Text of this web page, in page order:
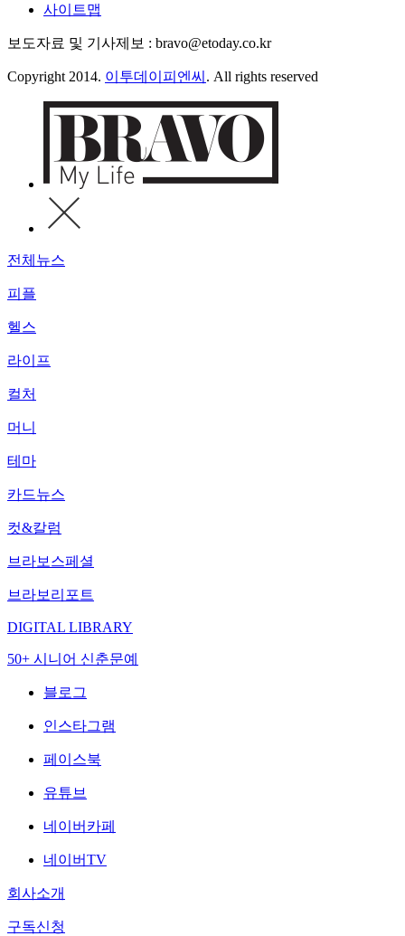
사이트맵
보도자료 및 기사제보 : bravo@etoday.co.kr
Copyright 2014. 이투데이피엔씨 . All rights reserved
전체뉴스
피플
헬스
라이프
컬처
머니
테마
카드뉴스
컷&칼럼
브라보스페셜
브라보리포트
DIGITAL LIBRARY
50+ 시니어 신춘문예
블로그
인스타그램
페이스북
유튜브
네이버카페
네이버TV
회사소개
구독신청